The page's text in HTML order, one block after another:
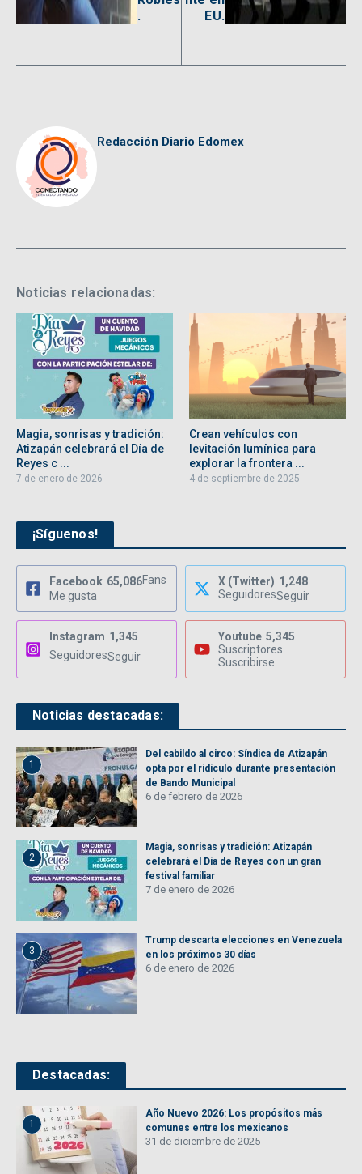
.
EU.
Redacción Diario Edomex
Noticias relacionadas:
Magia, sonrisas y tradición:
Atizapán celebrará el Día de
Reyes c ...
7 de enero de 2026
Crean vehículos con
levitación lumínica para
explorar la frontera ...
4 de septiembre de 2025
¡Síguenos!
Facebook 65,086Fans
Me gusta
X (Twitter) 1,248
SeguidoresSeguir
Instagram 1,345
SeguidoresSeguir
Youtube 5,345
Suscriptores
Suscribirse
Noticias destacadas:
1
Del cabildo al circo: Síndica de Atizapán
opta por el ridículo durante presentación
de Bando Municipal
6 de febrero de 2026
2
Magia, sonrisas y tradición: Atizapán
celebrará el Día de Reyes con un gran
festival familiar
7 de enero de 2026
3
Trump descarta elecciones en Venezuela
en los próximos 30 días
6 de enero de 2026
Destacadas:
1
Año Nuevo 2026: Los propósitos más
comunes entre los mexicanos
31 de diciembre de 2025